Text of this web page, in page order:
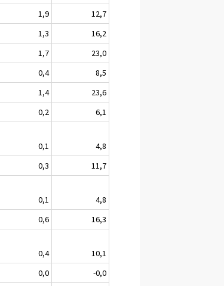
1,9
12,7
1,3
16,2
1,7
23,0
0,4
8,5
1,4
23,6
0,2
6,1
0,1
4,8
0,3
11,7
0,1
4,8
0,6
16,3
0,4
10,1
0,0
-0,0